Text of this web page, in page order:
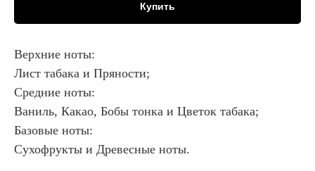
Купить
Верхние ноты:
Лист табака и Пряности;
Средние ноты:
Ваниль, Какао, Бобы тонка и Цветок табака;
Базовые ноты:
Сухофрукты и Древесные ноты.